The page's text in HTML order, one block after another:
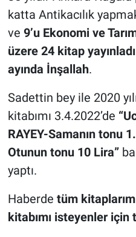
katta Antikacılık
ve 9’u Ekonomi ve
üzere 24 kitap
ayında İnşallah.
Sadettin bey ile 2020
kitabımı 3.4.2022’de
RAYEY-Samanın tonu
Otunun tonu 10 Lira”
yaptı.
Haberde tüm
kitabımı isteyenler için